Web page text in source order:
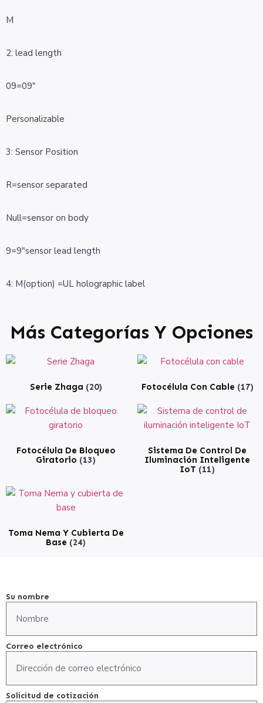
M
2: lead length
09=09″
Personalizable
3: Sensor Position
R=sensor separated
Null=sensor on body
9=9″sensor lead length
4: M(option) =UL holographic label
Más Categorías Y Opciones
Serie Zhaga (20) Fotocélula Con Cable (17)
Fotocélula De Bloqueo
Giratorio (13)
Sistema De Control De
Iluminación Inteligente
IoT (11)
Toma Nema Y Cubierta De
Base (24)
Su nombre
Correo electrónico
Solicitud de cotización